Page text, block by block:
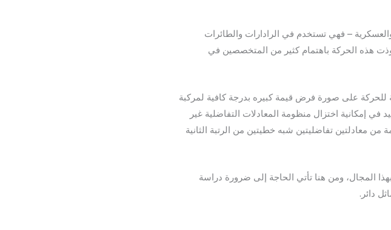
– فهي تستخدم في الرادارات والطائرات
هذه الحركة باهتمام كثير من المتخصصين في
للحركة على صورة فرض قيمة كبيره بدرجة كافية لمركبة
إمكانية اختزال منظومة المعادلات التفاضلية غير
من معادلتين تفاضليتين شبه خطيتين من الرتبة الثانية
المجال، ومن هنا تأتي الحاجة إلى ضرورة دراسة
دائر.